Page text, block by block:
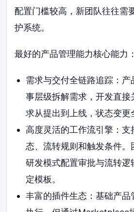
配置门槛较高，新团队往往需
护系统。
最好的产品管理能力核心能力：
需求与交付全链路追踪：产
事层级拆解需求，开发直接
求从提出到上线，状态变更
高度灵活的工作流引擎：支
态、流转规则和触发条件。
研发模式配置审批与流转逻
定模板。
丰富的插件生态：基础产品